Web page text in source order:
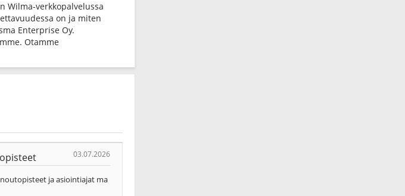
Wilma-verkkopalvelussa
on ja miten
Enterprise Oy.
Otamme
03.07.2026
ja asiointiajat ma